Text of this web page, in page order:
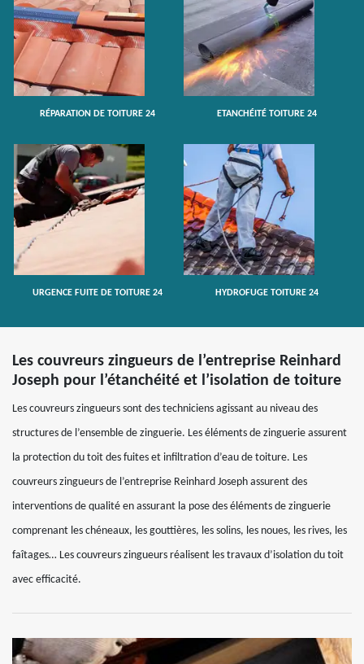
RÉPARATION DE TOITURE 24 ETANCHÉITÉ TOITURE 24
URGENCE FUITE DE TOITURE 24 HYDROFUGE TOITURE 24
Les couvreurs zingueurs de l’entreprise Reinhard
Joseph pour l’étanchéité et l’isolation de toiture
Les couvreurs zingueurs sont des techniciens agissant au niveau des
structures de l’ensemble de zinguerie. Les éléments de zinguerie assurent
la protection du toit des fuites et infiltration d’eau de toiture. Les
couvreurs zingueurs de l’entreprise Reinhard Joseph assurent des
interventions de qualité en assurant la pose des éléments de zinguerie
comprenant les chéneaux, les gouttières, les solins, les noues, les rives, les
faîtages… Les couvreurs zingueurs réalisent les travaux d’isolation du toit
avec efficacité.